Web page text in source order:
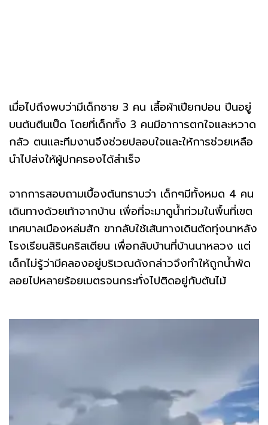
เมื่อไปถึงพบว่ามีเด็กชาย 3 คน เสื้อผ้าเปียกปอน ปีนอยู่
บนต้นตีนเป็ด โดยที่เด็กทั้ง 3 คนมีอาการตกใจและหวาด
กลัว ตนและทีมงานจึงช่วยปลอบใจและให้การช่วยเหลือ
นำไปส่งให้ผู้ปกครองได้สำเร็จ
จากการสอบถามเบื้องต้นทราบว่า เด็กๆมีทั้งหมด 4 คน
เดินทางด้วยเท้าจากบ้าน เพื่อที่จะมาดูน้ำท่วมในพื้นที่เขต
เทศบาลเมืองหล่มสัก ขากลับใช้เส้นทางเดินตัดทุ่งนาหลัง
โรงเรียนสิรินคริสเตียน เพื่อกลับบ้านที่บ้านนาหลวง แต่
เด็กไม่รู้ว่ามีคลองอยู่บริเวณดังกล่าวจึงทำให้ถูกน้ำพัด
ลอยไปหลายร้อยเมตรจนกระทั่งไปติดอยู่กับต้นไม้